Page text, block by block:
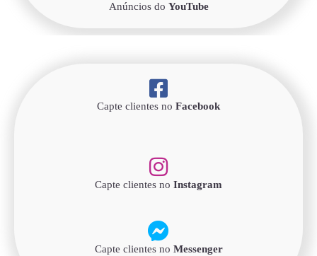
Anúncios do YouTube
Capte clientes no Facebook
Capte clientes no Instagram
Capte clientes no Messenger